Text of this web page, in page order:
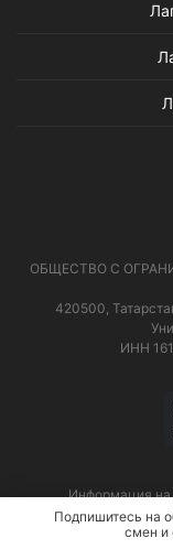
Подпишитесь на
смен и
ОБЩЕСТВО С
420500,
ИНН
Информация на
Телефон